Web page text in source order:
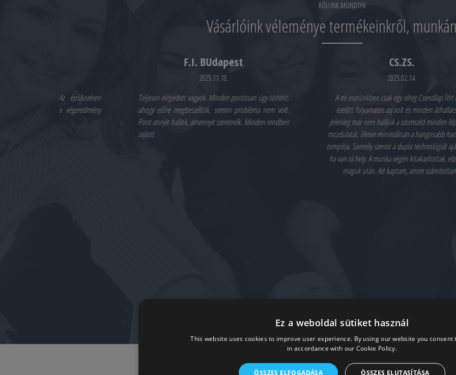
RÓLUNK MONDTÁK
Vásárlóink véleménye termékeinkről,
Teljesen elégedett vagyok. Minden pontosan úgy történt,
ahogy előre megbeszéltük, semmi probléma nem volt.
Pont annyit hallok, amennyit szeretnék. Minden rendben
A mi esetünkben csak egy réteg Csendlap fért el, de
ezelőtt folyamatos zaj volt és minden áthallatszott.
Jelenleg már nem halljuk a szomszéd minden lépését és
mozdulatát, illetve minimálisan a hangosabb hangokat is
tompítja. Személy szerint a dupla technológiát ajánlanám,
ha van rá hely. A munka végén kitakarítottak, elpakoltak
maguk után. Azt kaptam, amire számítottam.
Ez a weboldal sütiket használ
This website uses cookies to improve user experience. By using our website you consent
in accordance with our Cookie Policy.
ÖSSZES ELFOGADÁSA ÖSSZES ELUTASÍTÁSA